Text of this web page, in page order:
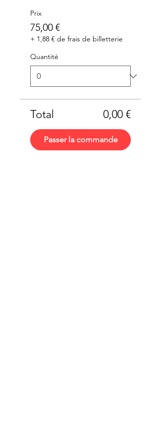
Prix
75,00 €
+ 1,88 € de frais de billetterie
Quantité
Total 0,00 €
Passer la commande